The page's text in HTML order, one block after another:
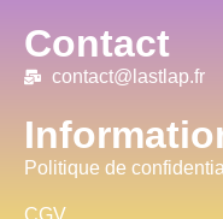
Contact
contact@lastlap.fr
Politique de
CGV